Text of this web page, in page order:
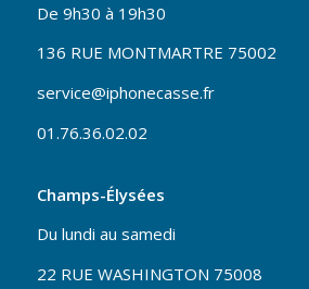
De 9h30 à 19h30
136 RUE MONTMARTRE 75002
service@iphonecasse.fr
01.76.36.02.02
Champs-Élysées
Du lundi au samedi
22 RUE WASHINGTON 75008